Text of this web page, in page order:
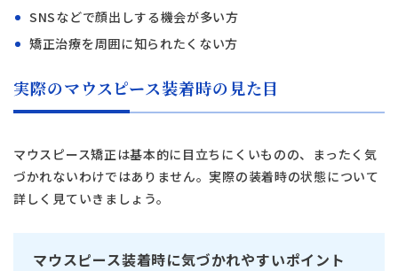
SNSなどで顔出しする機会が多い方
矯正治療を周囲に知られたくない方
実際のマウスピース装着時の見た目
マウスピース矯正は基本的に目立ちにくいものの、まったく気
づかれないわけではありません。実際の装着時の状態について
詳しく見ていきましょう。
マウスピース装着時に気づかれやすいポイント